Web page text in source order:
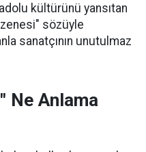
kültürünü yansıtan
sözüyle
sanatçının unutulmaz
Ne Anlama